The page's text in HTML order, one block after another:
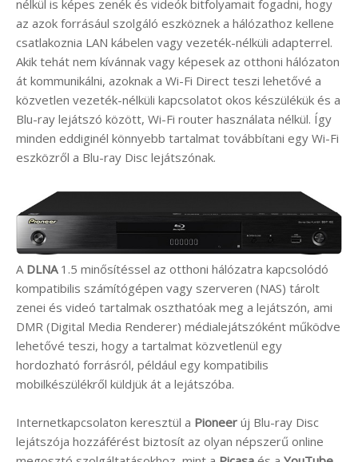
nélkül is képes zenék és videók bitfolyamait fogadni, hogy
az azok forrásául szolgáló eszköznek a hálózathoz kellene
csatlakoznia LAN kábelen vagy vezeték-nélküli adapterrel.
Akik tehát nem kívánnak vagy képesek az otthoni hálózaton
át kommunikálni, azoknak a Wi-Fi Direct teszi lehetővé a
közvetlen vezeték-nélküli kapcsolatot okos készülékük és a
Blu-ray lejátszó között, Wi-Fi router használata nélkül. Így
minden eddiginél könnyebb tartalmat továbbítani egy Wi-Fi
eszközről a Blu-ray Disc lejátszónak.
A DLNA1.5 minősítéssel az otthoni hálózatra kapcsolódó
kompatibilis számítógépen vagy szerveren (NAS) tárolt
zenei és videó tartalmak oszthatóak meg a lejátszón, ami
DMR (Digital Media Renderer) médialejátszóként működve
lehetővé teszi, hogy a tartalmat közvetlenül egy
hordozható forrásról, például egy kompatibilis
mobilkészülékről küldjük át a lejátszóba.
Internetkapcsolaton keresztül a Pioneer új Blu-ray Disc
lejátszója hozzáférést biztosít az olyan népszerű online